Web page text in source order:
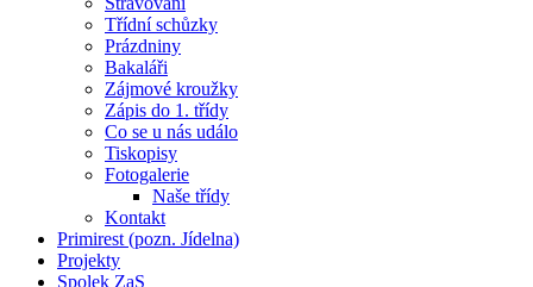
Třídní schůzky
Prázdniny
Bakaláři
Zájmové kroužky
Zápis do 1. třídy
Co se u nás událo
Tiskopisy
Fotogalerie
Naše třídy
Kontakt
Primirest (pozn. Jídelna)
Projekty
Spolek ZaS